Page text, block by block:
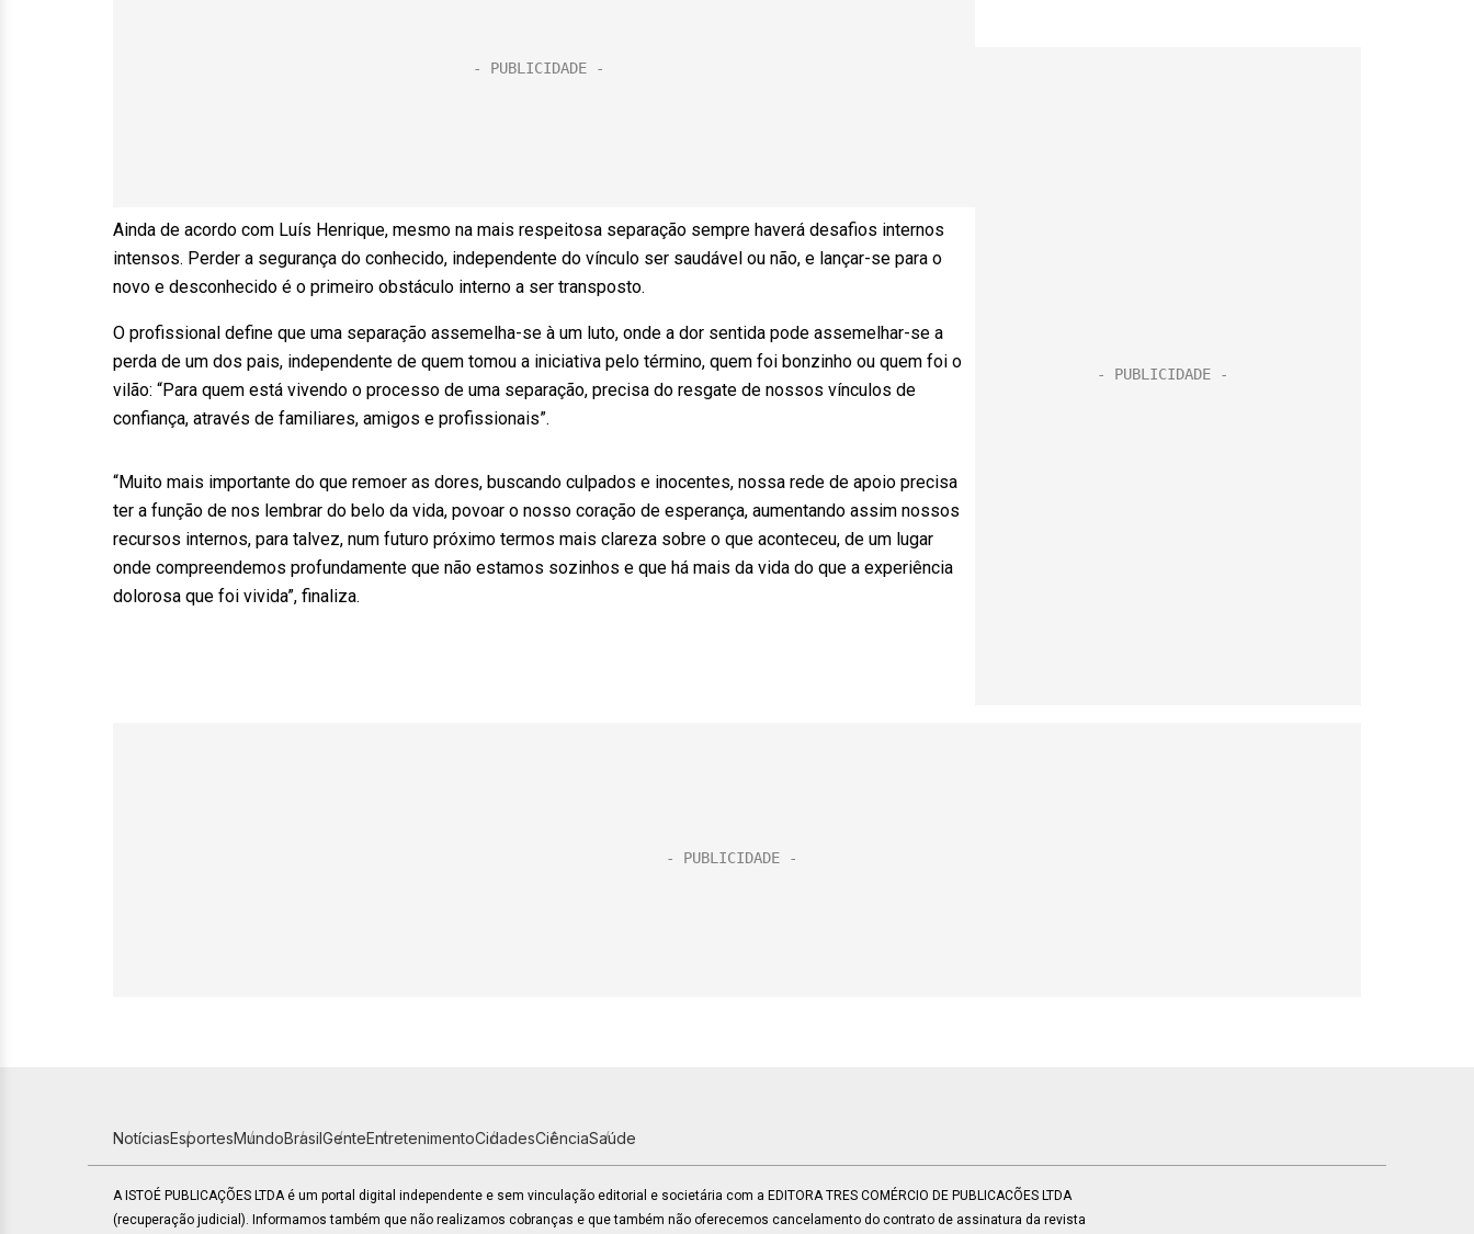
Ainda de acordo com Luís Henrique, mesmo na mais respeitosa separação sempre haverá desafios internos
intensos. Perder a segurança do conhecido, independente do vínculo ser saudável ou não, e lançar-se para o
novo e desconhecido é o primeiro obstáculo interno a ser transposto.
O profissional define que uma separação assemelha-se à um luto, onde a dor sentida pode assemelhar-se a
perda de um dos pais, independente de quem tomou a iniciativa pelo término, quem foi bonzinho ou quem foi o
vilão: “Para quem está vivendo o processo de uma separação, precisa do resgate de nossos vínculos de
confiança, através de familiares, amigos e profissionais”.
“Muito mais importante do que remoer as dores, buscando culpados e inocentes, nossa rede de apoio precisa
ter a função de nos lembrar do belo da vida, povoar o nosso coração de esperança, aumentando assim nossos
recursos internos, para talvez, num futuro próximo termos mais clareza sobre o que aconteceu, de um lugar
onde compreendemos profundamente que não estamos sozinhos e que há mais da vida do que a experiência
dolorosa que foi vivida”, finaliza.
NotíciasEsportesMundoBrasilGenteEntretenimentoCidadesCiênciaSaúde
A ISTOÉ PUBLICAÇÕES LTDA é um portal digital independente e sem vinculação editorial e societária com a EDITORA TRES COMÉRCIO DE PUBLICACÕES LTDA
(recuperação judicial). Informamos também que não realizamos cobranças e que também não oferecemos cancelamento do contrato de assinatura da revista